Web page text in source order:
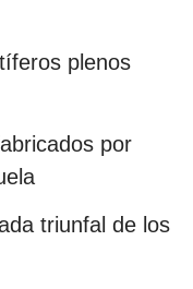
plenos
por
triunfal de los